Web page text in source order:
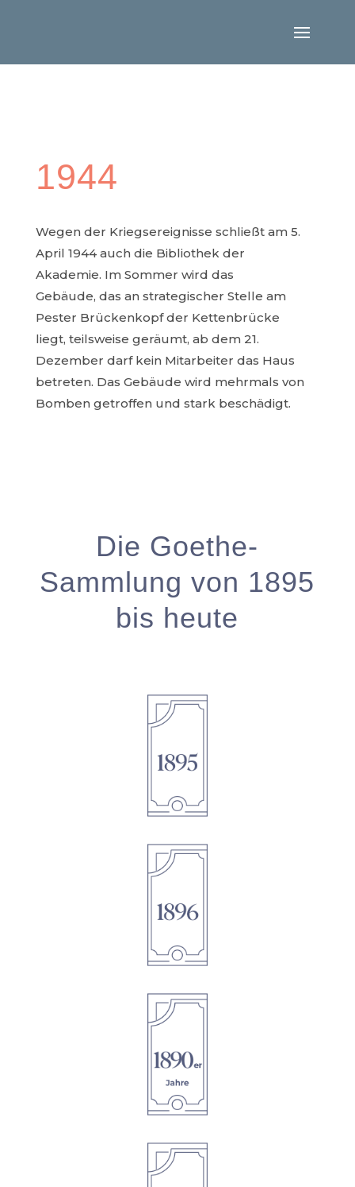
1944
Wegen der Kriegsereignisse schließt am 5.
April 1944 auch die Bibliothek der
Akademie. Im Sommer wird das
Gebäude, das an strategischer Stelle am
Pester Brückenkopf der Kettenbrücke
liegt, teilsweise geräumt, ab dem 21.
Dezember darf kein Mitarbeiter das Haus
betreten. Das Gebäude wird mehrmals von
Bomben getroffen und stark beschädigt.
Die Goethe-
Sammlung von 1895
bis heute
1895
1896
1895